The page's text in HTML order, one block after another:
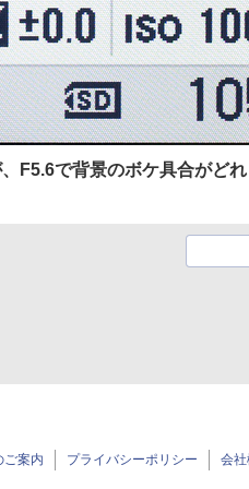
F5.6で背景のボケ具合がど
ご案内 プライバシーポリシー 会